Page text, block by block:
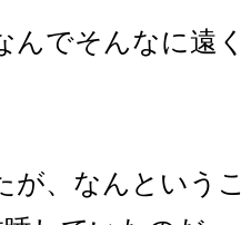
んでそんなに遠
が、なんという